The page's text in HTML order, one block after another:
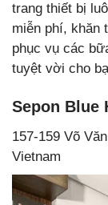
trang thiết bị
miễn phí, khăn
phục vụ các
tuyệt vời cho
Sepon Blue
157-159 Võ
Vietnam